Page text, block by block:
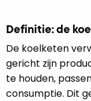
Definitie: de
De koelketen
gericht zijn
te houden,
consumptie. Dit